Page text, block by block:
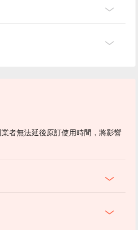
者無法延後原訂使用時間，將影響